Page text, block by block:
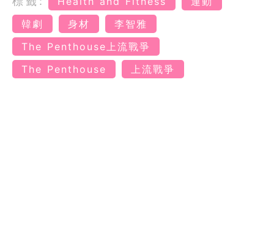
韓劇
身材
李智雅
The Penthouse上流戰爭
The Penthouse
上流戰爭